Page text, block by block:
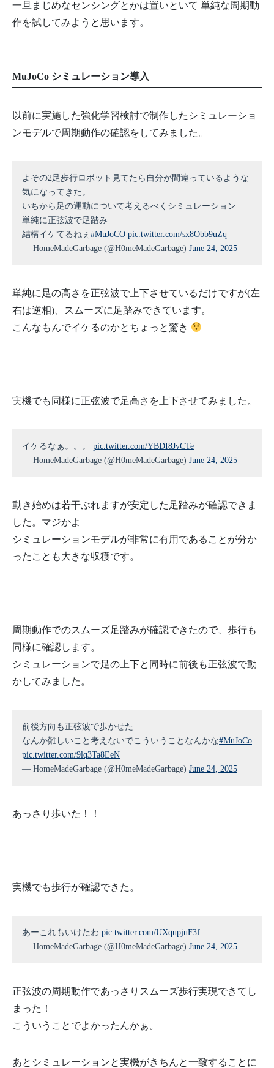
一旦まじめなセンシングとかは置いといて 単純な周期動
作を試してみようと思います。
MuJoCo シミュレーション導入
以前に実施した強化学習検討で制作したシミュレーショ
ンモデルで周期動作の確認をしてみました。
よその2足歩行ロボット見てたら自分が間違っているような
気になってきた。
いちから足の運動について考えるべくシミュレーション
単純に正弦波で足踏み
結構イケてるねぇ #MuJoCO pic.twitter.com/sx8Obb9uZq
— HomeMadeGarbage (@H0meMadeGarbage) June 24, 2025
単純に足の高さを正弦波で上下させているだけですが(左
右は逆相)、スムーズに足踏みできています。
こんなもんでイケるのかとちょっと驚き
実機でも同様に正弦波で足高さを上下させてみました。
イケるなぁ。。。 pic.twitter.com/YBDI8JvCTe
— HomeMadeGarbage (@H0meMadeGarbage) June 24, 2025
動き始めは若干ぶれますが安定した足踏みが確認できま
した。マジかよ
シミュレーションモデルが非常に有用であることが分か
ったことも大きな収穫です。
周期動作でのスムーズ足踏みが確認できたので、歩行も
同様に確認します。
シミュレーションで足の上下と同時に前後も正弦波で動
かしてみました。
前後方向も正弦波で歩かせた
なんか難しいこと考えないでこういうことなんかな#MuJoCo
pic.twitter.com/9lq3Ta8EeN
— HomeMadeGarbage (@H0meMadeGarbage) June 24, 2025
あっさり歩いた！！
実機でも歩行が確認できた。
あーこれもいけたわ pic.twitter.com/UXqupjuF3f
— HomeMadeGarbage (@H0meMadeGarbage) June 24, 2025
正弦波の周期動作であっさりスムーズ歩行実現できてし
まった！
こういうことでよかったんかぁ。
あとシミュレーションと実機がきちんと一致することに